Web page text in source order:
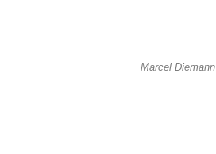
Marcel Diemann